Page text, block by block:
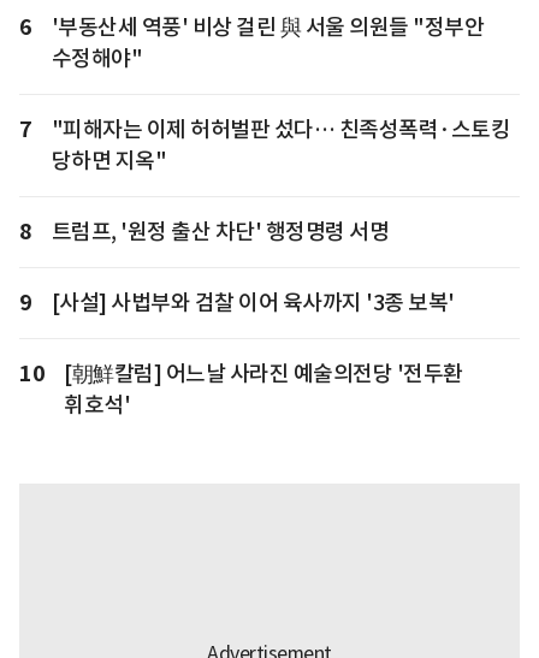
6
'부동산세 역풍' 비상 걸린 與 서울 의원들 "정부안
수정해야"
7
"피해자는 이제 허허벌판 섰다… 친족성폭력·스토킹
당하면 지옥"
8 트럼프, '원정 출산 차단' 행정명령 서명
9 [사설] 사법부와 검찰 이어 육사까지 '3종 보복'
10
[朝鮮칼럼] 어느날 사라진 예술의전당 '전두환
휘호석'